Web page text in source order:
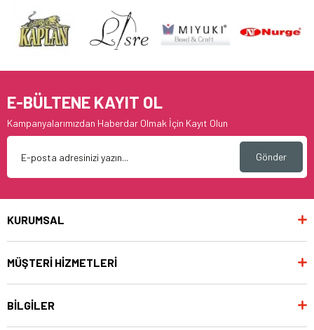
E-BÜLTENE KAYIT OL
Kampanyalarımızdan Haberdar Olmak İçin Kayıt Olun
Gönder
KURUMSAL
MÜŞTERİ HİZMETLERİ
BİLGİLER